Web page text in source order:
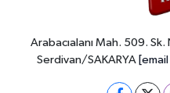
Arabacıalanı Mah. 509.
Serdivan/SAKARYA